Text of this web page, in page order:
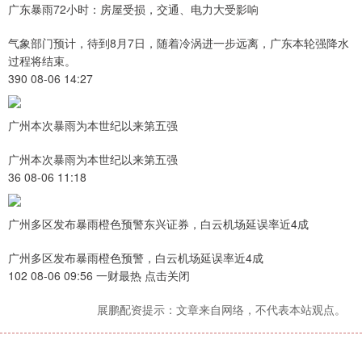
广东暴雨72小时：房屋受损，交通、电力大受影响
气象部门预计，待到8月7日，随着冷涡进一步远离，广东本轮强降水
过程将结束。
390 08-06 14:27
广州本次暴雨为本世纪以来第五强
广州本次暴雨为本世纪以来第五强
36 08-06 11:18
广州多区发布暴雨橙色预警东兴证券，白云机场延误率近4成
广州多区发布暴雨橙色预警，白云机场延误率近4成
102 08-06 09:56 一财最热 点击关闭
展鹏配资提示：文章来自网络，不代表本站观点。